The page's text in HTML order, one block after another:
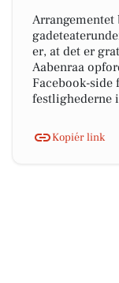
Arrangementet
er, at det er
Aabenraa
Facebook-side
festlighederne
Kopiér link